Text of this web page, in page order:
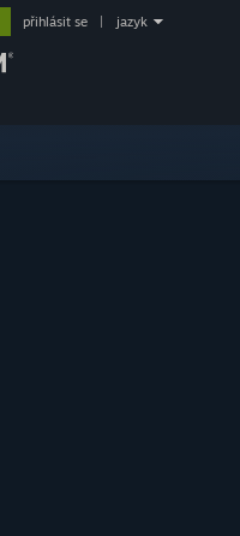
přihlásit se jazyk